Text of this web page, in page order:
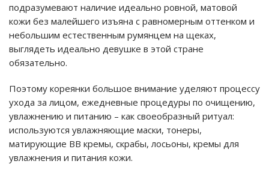
подразумевают наличие идеально ровной, матовой
кожи без малейшего изъяна с равномерным оттенком и
небольшим естественным румянцем на щеках,
выглядеть идеально девушке в этой стране
обязательно.
Поэтому кореянки большое внимание уделяют процессу
ухода за лицом, ежедневные процедуры по очищению,
увлажнению и питанию – как своеобразный ритуал:
используются увлажняющие маски, тонеры,
матирующие ВВ кремы, скрабы, лосьоны, кремы для
увлажнения и питания кожи.